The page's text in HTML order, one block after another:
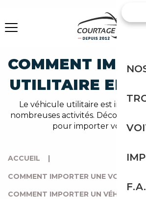
COMMENT
UTILITAIRE EN
Le véhicule utilitaire est
nombreuses activités. Découvrez
pour importer votre
ACCUEIL |
COMMENT IMPORTER UNE VOITURE
COMMENT IMPORTER UN VÉHICULE